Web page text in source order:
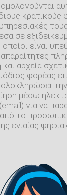
κρατικούς
σε
είναι
και αρχεία
φορέας
μέσω
για να
το
ενιαίας